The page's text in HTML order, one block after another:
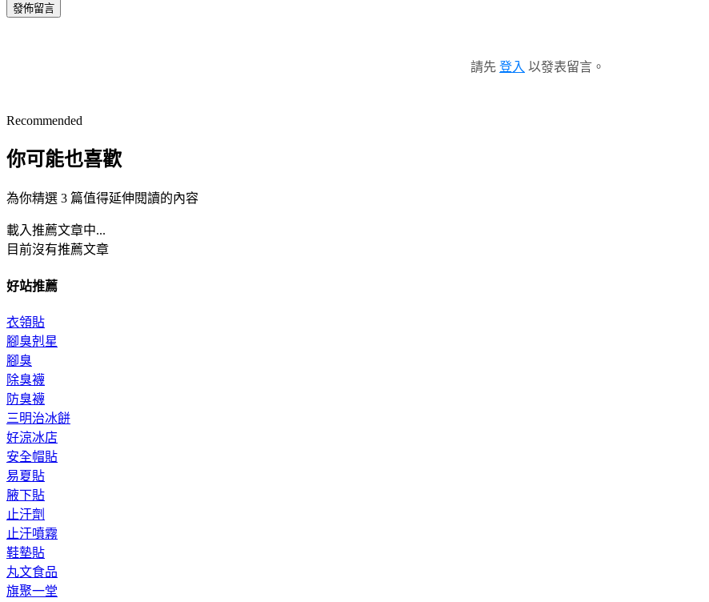
發佈留言
請先 登入 以發表留言。
Recommended
你可能也喜歡
為你精選 3 篇值得延伸閱讀的內容
載入推薦文章中...
目前沒有推薦文章
好站推薦
衣領貼
腳臭剋星
腳臭
除臭襪
防臭襪
三明治冰餅
好涼冰店
安全帽貼
易夏貼
腋下貼
止汗劑
止汗噴霧
鞋墊貼
丸文食品
旗聚一堂